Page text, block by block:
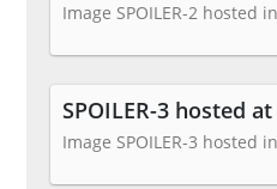
Image SPOILER-2 hosted
SPOILER-3 hosted
Image SPOILER-3 hosted